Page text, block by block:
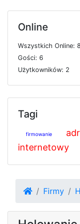
Online
Wszystkich Online:
Gości: 6
Użytkowników: 2
Tagi
firmowanie
internetowy
Firmy